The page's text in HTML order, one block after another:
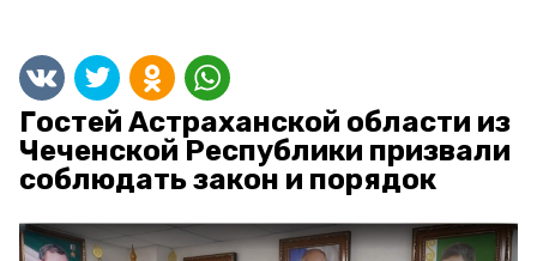
Гостей Астраханской области из
Чеченской Республики призвали
соблюдать закон и порядок